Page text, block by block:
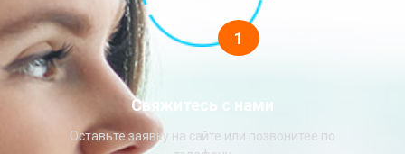
1
Свяжитесь с нами
Оставьте заявку на сайте или позвонитее по